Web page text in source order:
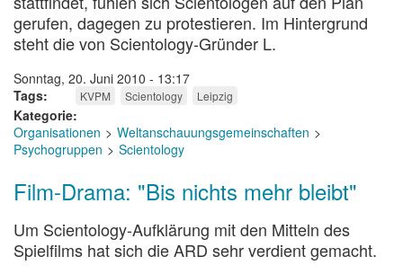
gerufen, dagegen zu protestieren. Im Hintergrund
steht die von Scientology-Gründer L.
Sonntag, 20. Juni 2010 - 13:17
Tags
KVPM Scientology Leipzig
Kategorie
Organisationen
Weltanschauungsgemeinschaften
Psychogruppen
Scientology
Film-Drama: "Bis nichts mehr bleibt"
Um Scientology-Aufklärung mit den Mitteln des
Spielfilms hat sich die ARD sehr verdient gemacht.